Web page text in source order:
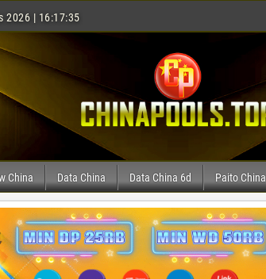
2026 | 16:17:36
China Data China Data China 6d Paito China